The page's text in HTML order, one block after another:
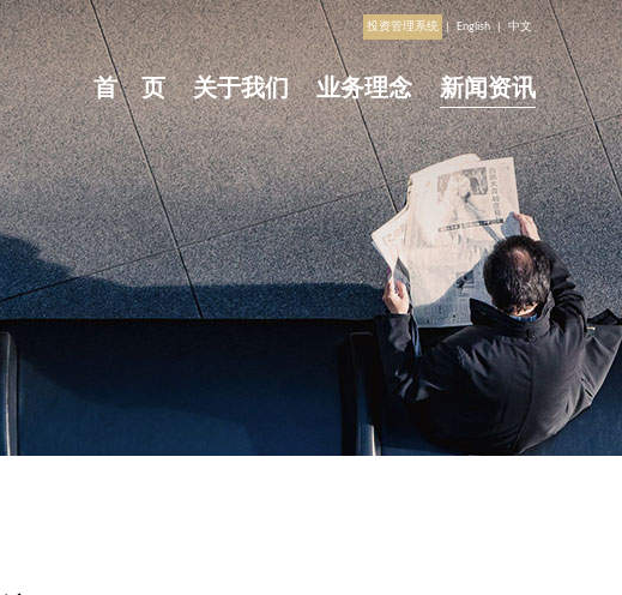
首 页 关于我们 业务理念 新闻资讯
投资管理系统 | English | 中文